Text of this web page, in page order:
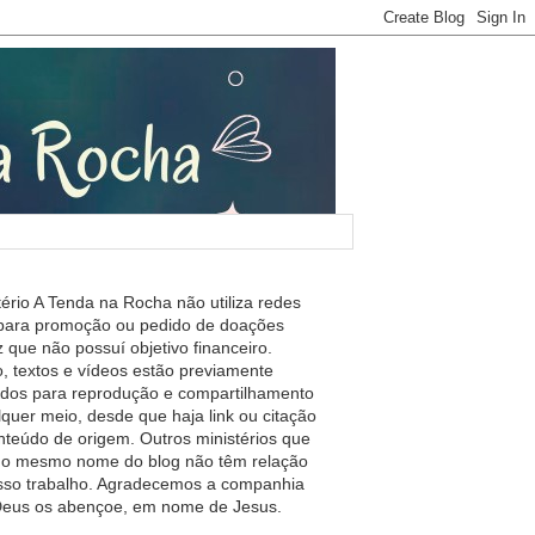
A Tenda na Rocha não utiliza redes
promoção ou pedido de doações
que não possuí objetivo financeiro.
textos e vídeos estão previamente
para reprodução e compartilhamento
meio, desde que haja link ou citação
de origem. Outros ministérios que
mesmo nome do blog não têm relação
trabalho. Agradecemos a companhia
os abençoe, em nome de Jesus.